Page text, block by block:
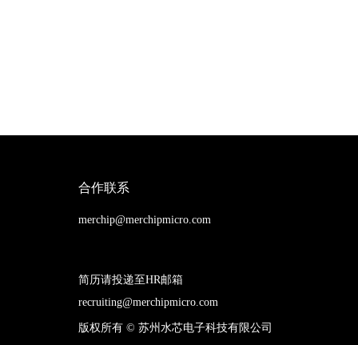
合作联系
merchip@merchipmicro.com
版权所有 © 苏州水芯电子科技有限公司
简历请投递至HR邮箱
recruiting@merchipmicro.com